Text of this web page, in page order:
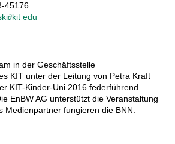
45176
∂kit edu
in der Geschäftsstelle
KIT unter der Leitung von Petra Kraft
KIT-Kinder-Uni 2016 federführend
EnBW AG unterstützt die Veranstaltung
Medienpartner fungieren die BNN.